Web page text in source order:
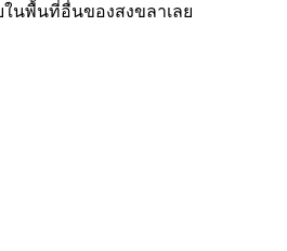
นพื้นที่อื่นของสงขลาเลย